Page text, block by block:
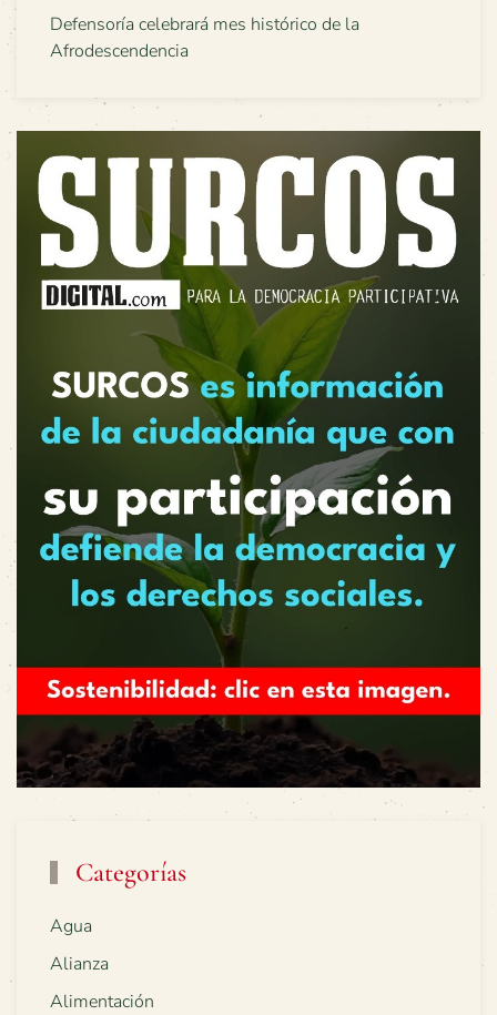
Defensoría celebrará mes histórico de la
Afrodescendencia
Categorías
Agua
Alianza
Alimentación